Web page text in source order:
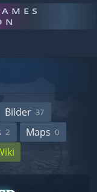
Bilder 37
2 Maps 0